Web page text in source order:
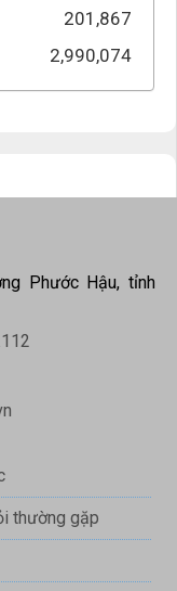
201,867
2,990,074
Phước Hậu, tỉnh
thường gặp